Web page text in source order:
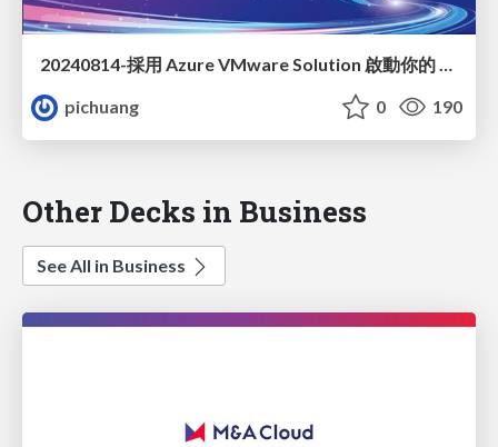
20240814-採用 Azure VMware Solution 啟動你的 Azure 雲端服務
pichuang
0 190
Other Decks in Business
See All in Business